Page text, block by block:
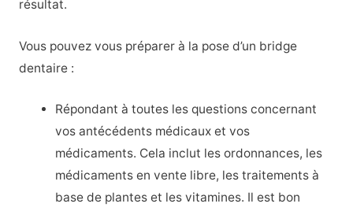
résultat.
Vous pouvez vous préparer à la pose d’un bridge
dentaire :
Répondant à toutes les questions concernant
vos antécédents médicaux et vos
médicaments. Cela inclut les ordonnances, les
médicaments en vente libre, les traitements à
base de plantes et les vitamines. Il est bon